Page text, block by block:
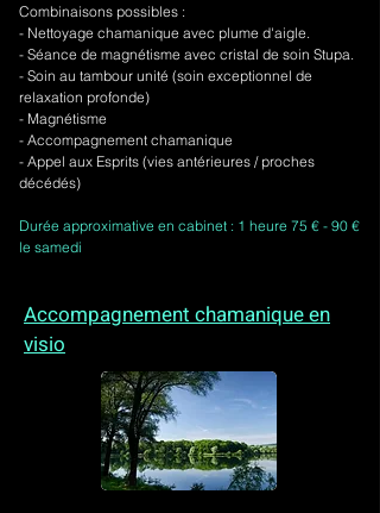
Combinaisons possibles :
- Nettoyage chamanique avec plume d'aigle.
- Séance de magnétisme avec cristal de soin Stupa.
- Soin au tambour unité (soin exceptionnel de
relaxation profonde)
- Magnétisme
- Accompagnement chamanique
- Appel aux Esprits (vies antérieures / proches
décédés)
Durée approximative en cabinet : 1 heure 75 € - 90 €
le samedi
Accompagnement chamanique en
visio